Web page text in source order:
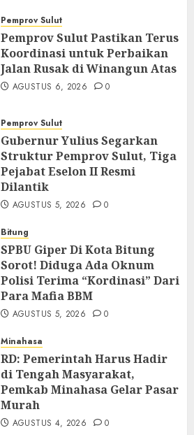
Pemprov Sulut
Pemprov Sulut Pastikan Terus
Koordinasi untuk Perbaikan
Jalan Rusak di Winangun Atas
AGUSTUS 6, 2026 0
Pemprov Sulut
Gubernur Yulius Segarkan
Struktur Pemprov Sulut, Tiga
Pejabat Eselon II Resmi
Dilantik
AGUSTUS 5, 2026 0
Bitung
SPBU Giper Di Kota Bitung
Sorot! Diduga Ada Oknum
Polisi Terima “Kordinasi” Dari
Para Mafia BBM
AGUSTUS 5, 2026 0
Minahasa
RD: Pemerintah Harus Hadir
di Tengah Masyarakat,
Pemkab Minahasa Gelar Pasar
Murah
AGUSTUS 4, 2026 0